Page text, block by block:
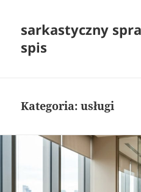
sarkastyczny
spis
Kategoria:usługi